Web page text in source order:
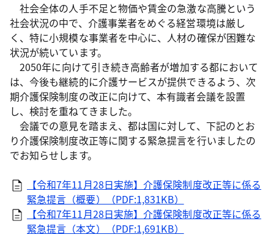
社会全体の人手不足と物価や賃金の急激な高騰という
社会状況の中で、介護事業者をめぐる経営環境は厳し
く、特に小規模な事業者を中心に、人材の確保が困難な
状況が続いています。
2050年に向けて引き続き高齢者が増加する都において
は、今後も継続的に介護サービスが提供できるよう、次
期介護保険制度の改正に向けて、本有識者会議を設置
し、検討を重ねてきました。
会議での意見を踏まえ、都は国に対して、下記のとお
り介護保険制度改正等に関する緊急提言を行いましたの
でお知らせします。
【令和7年11月28日実施】介護保険制度改正等に係る
緊急提言（概要）（PDF:1,831KB）
【令和7年11月28日実施】介護保険制度改正等に係る
緊急提言（本文）（PDF:1,691KB）